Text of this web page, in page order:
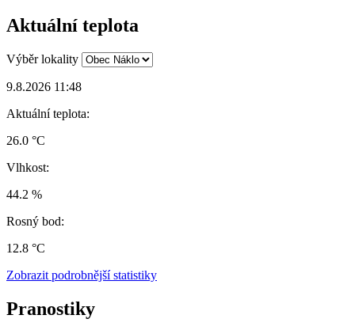
Aktuální teplota
Výběr lokality
9.8.2026 11:48
Aktuální teplota:
26.0 °C
Vlhkost:
44.2 %
Rosný bod:
12.8 °C
Zobrazit podrobnější statistiky
Pranostiky